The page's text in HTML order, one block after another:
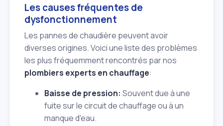
Les causes fréquentes de
dysfonctionnement
Les pannes de chaudière peuvent avoir
diverses origines. Voici une liste des problèmes
les plus fréquemment rencontrés par nos
plombiers experts en chauffage:
Baisse de pression: Souvent due à une
fuite sur le circuit de chauffage ou à un
manque d'eau.